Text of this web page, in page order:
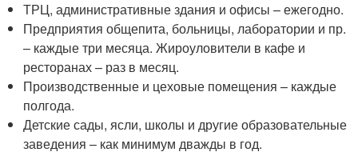
ТРЦ, административные здания и офисы – ежегодно.
Предприятия общепита, больницы, лаборатории и пр.
– каждые три месяца. Жироуловители в кафе и
ресторанах – раз в месяц.
Производственные и цеховые помещения – каждые
полгода.
Детские сады, ясли, школы и другие образовательные
заведения – как минимум дважды в год.